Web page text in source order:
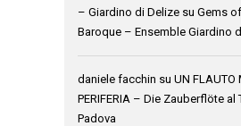
– Giardino di Delize su Gems
Baroque – Ensemble Giardino
daniele facchin su UN FLAUTO
PERIFERIA – Die Zauberflöte al
Padova